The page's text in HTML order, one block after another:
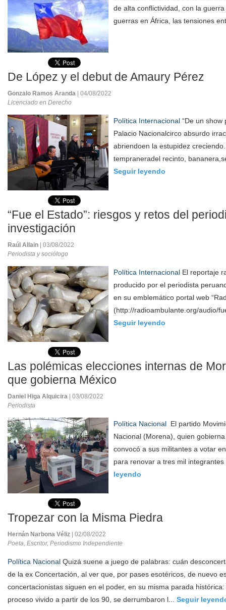
de alta conflictividad, con la
guerras en África, las tensiones
De López y el debut de Amaury Pérez
Gonzalo Ramos Aranda
| 04/08/2022
Licenciado en Derecho
Política Internacional “De un show
Palacio Nacionalcirco absurdo
abriendoen la estupidez
tempraneradel recinto,
Seguir leyendo
“Fue el Estado”: riesgos y retos del
investigación
Raúl Allain
| 03/08/2022
Periodista y sociólogo
Política Internacional El reportaje
producido por el periodista
en su emblemático portal web
(http://radioambulante.org/audio/
Seguir leyendo
Las polémicas elecciones internas de
que gobierna México
Daniel Higa Alquicira
| 03/08/2022
Periodista
Política Nacional El partido
Nacional (Morena), quien
convocó a sus militantes a votar
para renovar a tres mil
leyendo
Tropezar con la Misma Piedra
Hernán Narbona Véliz
| 02/08/2022
Poeta, Escritor, Periodismo Independiente
Política Nacional Quizá suene a juego de palabras: cuán
de la ex Concertación, al ver que, por pases esotéricos, de nuevo
concertacionistas siguen en el poder, en su misma parada
proceso vivido a partir de los 90, se derrumbaron l... Seguir